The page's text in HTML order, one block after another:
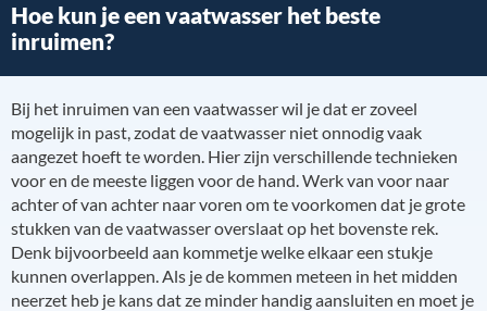
Hoe kun je een vaatwasser het beste
inruimen?
Bij het inruimen van een vaatwasser wil je dat er zoveel
mogelijk in past, zodat de vaatwasser niet onnodig vaak
aangezet hoeft te worden. Hier zijn verschillende technieken
voor en de meeste liggen voor de hand. Werk van voor naar
achter of van achter naar voren om te voorkomen dat je grote
stukken van de vaatwasser overslaat op het bovenste rek.
Denk bijvoorbeeld aan kommetje welke elkaar een stukje
kunnen overlappen. Als je de kommen meteen in het midden
neerzet heb je kans dat ze minder handig aansluiten en moet je